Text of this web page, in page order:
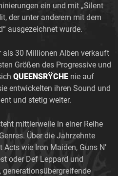
ein und mit „Silent
der unter anderem mit dem
ausgezeichnet wurde.
als 30 Millionen Alben verkauft
Größen des Progressive und
QUEENSRŸCHE nie auf
entwickelten ihren Sound und
und stetig weiter.
mittlerweile in einer Reihe
Über die Jahrzehnte
wie Iron Maiden, Guns N’
oder Def Leppard und